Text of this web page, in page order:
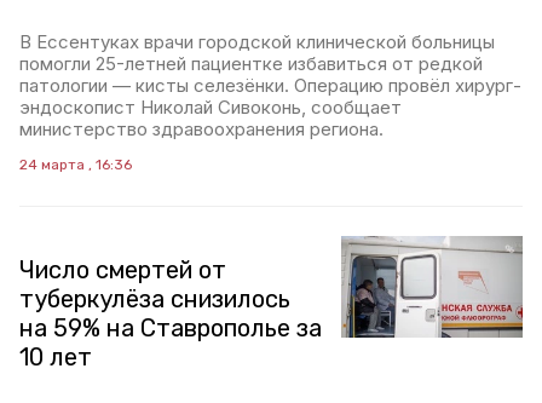
В Ессентуках врачи городской клинической больницы
помогли 25-летней пациентке избавиться от редкой
патологии — кисты селезёнки. Операцию провёл хирург-
эндоскопист Николай Сивоконь, сообщает
министерство здравоохранения региона.
24 марта , 16:36
Число смертей от
туберкулёза снизилось
на 59% на Ставрополье за
10 лет